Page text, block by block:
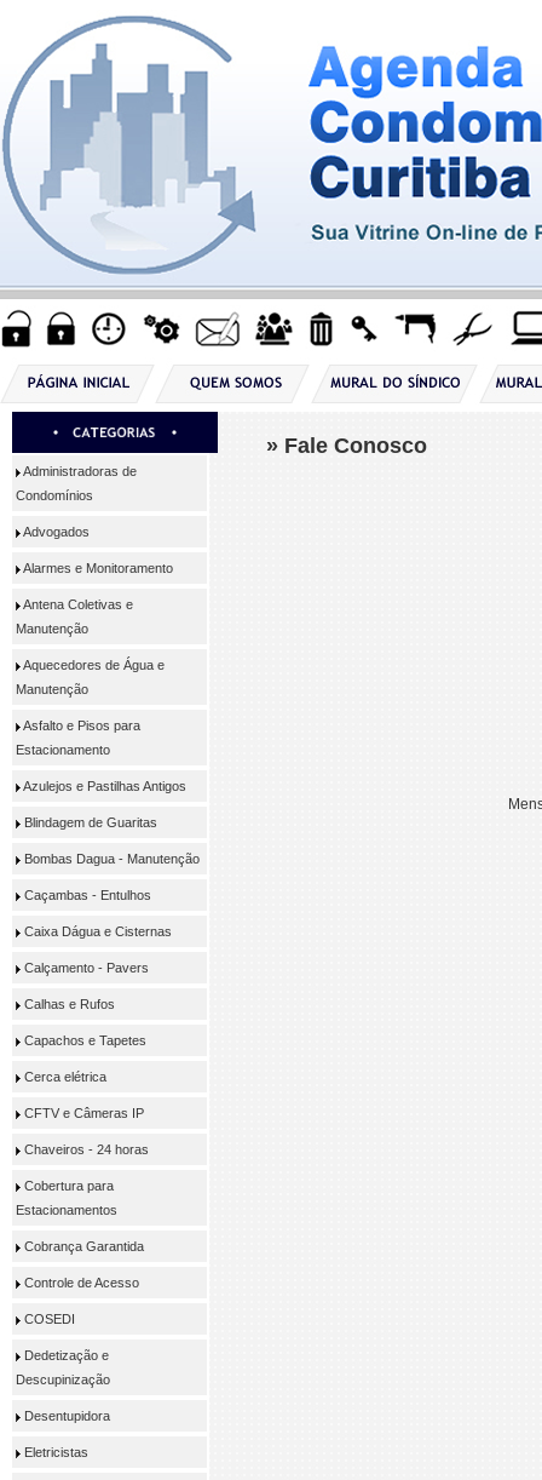
Administradoras de
Condomínios
Advogados
Alarmes e Monitoramento
Antena Coletivas e
Manutenção
Aquecedores de Água e
Manutenção
Asfalto e Pisos para
Estacionamento
Azulejos e Pastilhas Antigos
Blindagem de Guaritas
Bombas Dagua - Manutenção
Caçambas - Entulhos
Caixa Dágua e Cisternas
Calçamento - Pavers
Calhas e Rufos
Capachos e Tapetes
Cerca elétrica
CFTV e Câmeras IP
Chaveiros - 24 horas
Cobertura para
Estacionamentos
Cobrança Garantida
Controle de Acesso
COSEDI
Dedetização e
Descupinização
Desentupidora
Eletricistas
» Fale Conosco